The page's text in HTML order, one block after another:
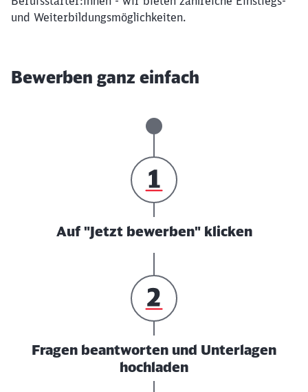
und Weiterbildungsmöglichkeiten.
Bewerben ganz einfach
Auf "Jetzt bewerben" klicken
Fragen beantworten und Unterlagen
hochladen